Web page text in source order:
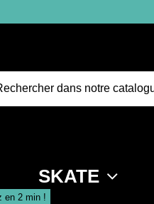
SKATE
en 2 min !